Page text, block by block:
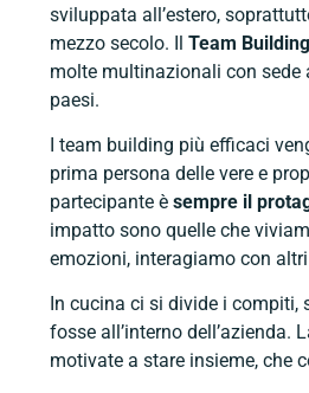
sviluppata all’estero,
mezzo secolo. Il Team
molte multinazionali con sede
paesi.
I team building più efficaci
prima persona delle vere e
partecipante è sempre il
impatto sono quelle che
emozioni, interagiamo con
In cucina ci si divide i
fosse all’interno dell’azienda.
motivate a stare insieme, che